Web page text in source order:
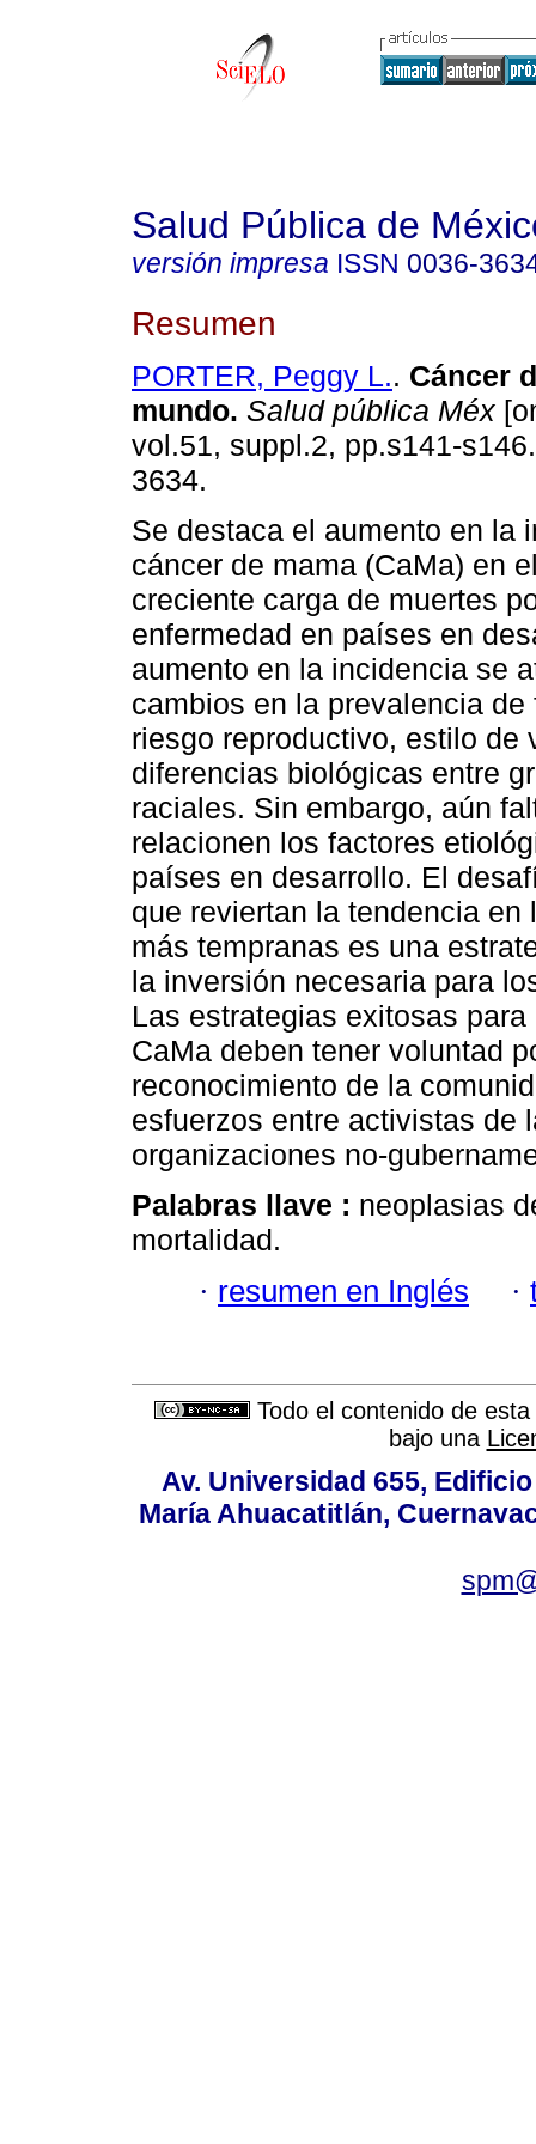
Salud Pública de
versión impresa ISSN 0036-
Resumen
PORTER, Peggy L.. Cáncer
mundo. Salud pública Méx
vol.51, suppl.2, pp.s141-
3634.
Se destaca el aumento en la
cáncer de mama (CaMa) en
creciente carga de muertes
enfermedad en países en
aumento en la incidencia se
cambios en la prevalencia de
riesgo reproductivo, estilo de
diferencias biológicas entre
raciales. Sin embargo, aún
relacionen los factores
países en desarrollo. El
que reviertan la tendencia
más tempranas es una
la inversión necesaria para
Las estrategias exitosas
CaMa deben tener voluntad
reconocimiento de la
esfuerzos entre activistas de
organizaciones no-
Palabras llave : neoplasias
mortalidad.
· resumen en Inglés ·
Todo el contenido de
bajo una
Av. Universidad 655,
María Ahuacatitlán,